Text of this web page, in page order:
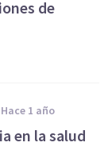
de
hace 1 año
en la salud